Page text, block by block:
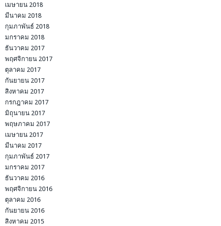
เมษายน 2018
มีนาคม 2018
กุมภาพันธ์ 2018
มกราคม 2018
ธันวาคม 2017
พฤศจิกายน 2017
ตุลาคม 2017
กันยายน 2017
สิงหาคม 2017
กรกฎาคม 2017
มิถุนายน 2017
พฤษภาคม 2017
เมษายน 2017
มีนาคม 2017
กุมภาพันธ์ 2017
มกราคม 2017
ธันวาคม 2016
พฤศจิกายน 2016
ตุลาคม 2016
กันยายน 2016
สิงหาคม 2015